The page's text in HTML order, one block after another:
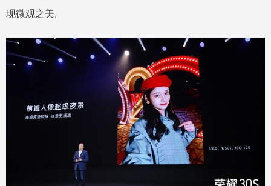
现微观之美。